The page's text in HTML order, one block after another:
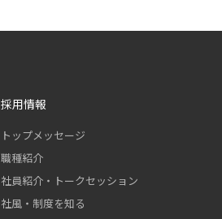
採用情報
トップメッセージ
職種紹介
社員紹介・トークセッション
社風・制度を知る